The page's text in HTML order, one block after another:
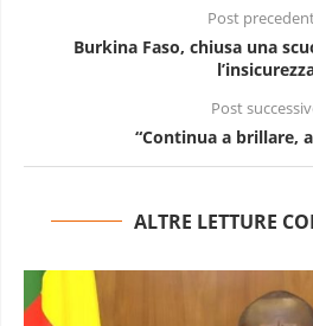
Post
Burkina Faso, chiusa una
Post
“Continua a brillare,
ALTRE LETTURE